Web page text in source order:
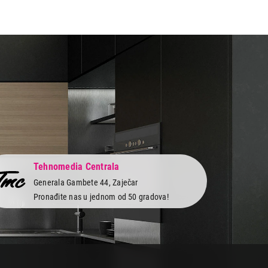
Tehnomedia Centrala
Generala Gambete 44, Zaječar
Pronađite nas u jednom od 50 gradova!